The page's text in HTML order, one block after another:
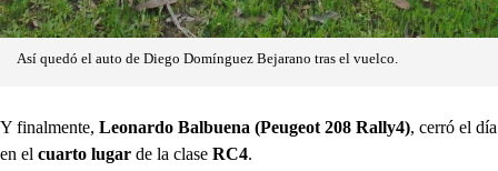
Así quedó el auto de Diego Domínguez Bejarano tras el vuelco.
Y finalmente, Leonardo Balbuena (Peugeot 208 Rally4), cerró el día
en el cuarto lugar de la clase RC4.